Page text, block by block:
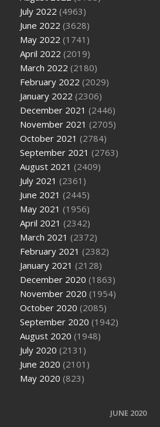
July 2022 (4963)
June 2022 (3628)
May 2022 (1741)
April 2022 (2019)
March 2022 (2180)
February 2022 (2029)
January 2022 (2306)
December 2021 (2446)
November 2021 (2705)
October 2021 (2784)
September 2021 (2763)
August 2021 (2409)
July 2021 (2361)
June 2021 (2445)
May 2021 (1956)
April 2021 (2342)
March 2021 (2372)
February 2021 (2382)
January 2021 (2128)
December 2020 (1863)
November 2020 (1954)
October 2020 (2085)
September 2020 (1942)
August 2020 (1948)
July 2020 (2131)
June 2020 (2101)
May 2020 (823)
JUNE 2020